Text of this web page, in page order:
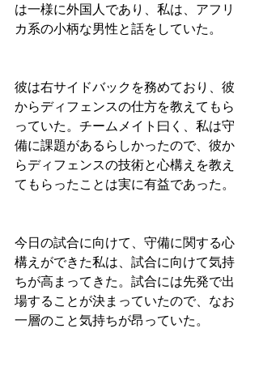
は一様に外国人であり、私は、アフリ
カ系の小柄な男性と話をしていた。
彼は右サイドバックを務めており、彼
からディフェンスの仕方を教えてもら
っていた。チームメイト曰く、私は守
備に課題があるらしかったので、彼か
らディフェンスの技術と心構えを教え
てもらったことは実に有益であった。
今日の試合に向けて、守備に関する心
構えができた私は、試合に向けて気持
ちが高まってきた。試合には先発で出
場することが決まっていたので、なお
一層のこと気持ちが昂っていた。